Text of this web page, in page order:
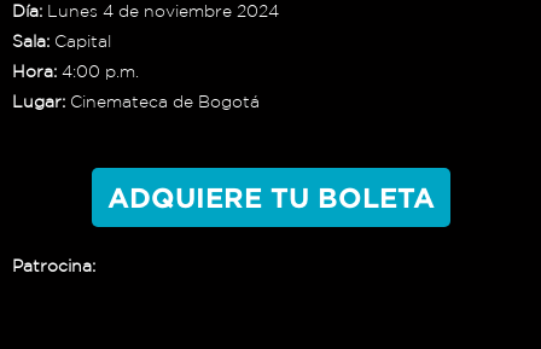
Día: Lunes 4 de noviembre 2024
Sala: Capital
Hora: 4:00 p.m.
Lugar: Cinemateca de Bogotá
ADQUIERE TU BOLETA
Patrocina: